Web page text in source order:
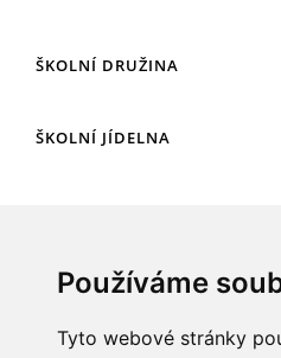
Používáme
Tyto webové stránky
ŠKOLNÍ DRUŽINA
ŠKOLNÍ JÍDELNA
KROUŽKY